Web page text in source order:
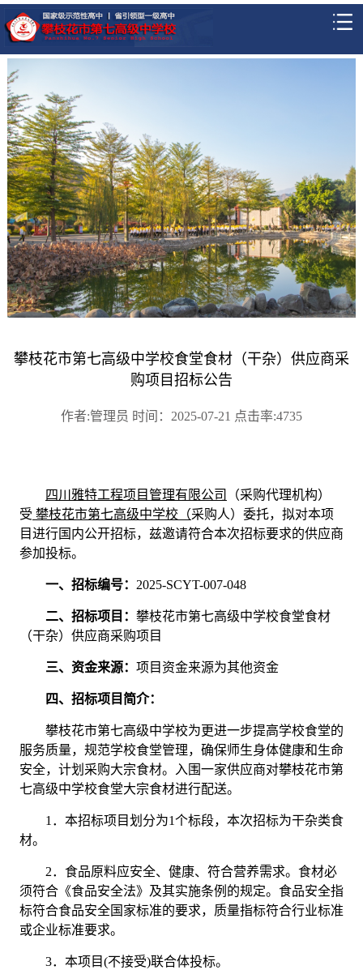
攀枝花市第七高级中学校食堂食材（干杂）供应商采
购项目招标公告
作者:管理员 时间：2025-07-21 点击率:4735
四川雅特工程项目管理有限公司
（采购代理机构）
受 攀枝花市第七高级中学校（采购人） 委托，拟对本项
目进行国内公开招标，兹邀请符合本次招标要求的供应商
参加投标。
一、招标编号： 2025-SCYT-007-048
二、招标项目：攀枝花市第七高级中学校食堂食材
（干杂）供应商采购项目
三、资金来源：项 目 资金来源为其他资金
四、招标项目简介：
攀枝花市第七高级中学校为更进一步提高学校食堂的
服务质量，规范学校食堂管理，确保师生身体健康和生命
安全，计划采购大宗食材。入围一家供应商对攀枝花市第
七高级中学校食堂大宗食材进行配送。
1． 本招标项目划分为1个标段，本次招标为干杂类食
材。
2． 食品原料应安全、健康、符合营养需求。食材必
须符合《食品安全法》及其实施条例的规定。食品安全指
标符合食品安全国家标准的要求，质量指标符合行业标准
或企业标准要求。
3． 本项目(不接受)联合体投标。